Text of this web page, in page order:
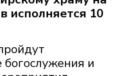
исполняется 10
и